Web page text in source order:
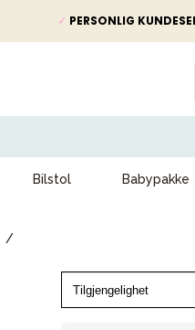
✓ PERSONLIG
Bilstol Babypakke